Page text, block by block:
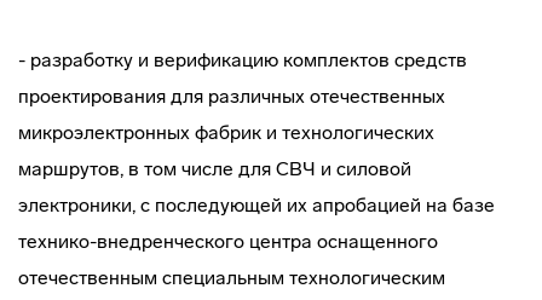
- разработку и верификацию комплектов средств
проектирования для различных отечественных
микроэлектронных фабрик и технологических
маршрутов, в том числе для СВЧ и силовой
электроники, с последующей их апробацией на базе
технико-внедренческого центра оснащенного
отечественным специальным технологическим